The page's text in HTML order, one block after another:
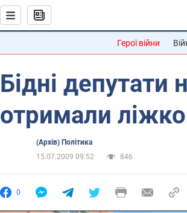
Герої війни
Бідні депутати
отримали
(Архів) Політика
15.07.2009 09:52
846
0